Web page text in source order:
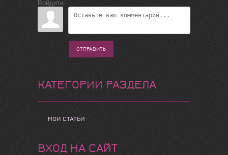
Войдите:
ОТПРАВИТЬ
КАТЕГОРИИ РАЗДЕЛА
МОИ СТАТЬИ
ВХОД НА САЙТ